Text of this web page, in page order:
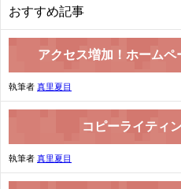
おすすめ記事
アクセス増加！ホームペ
執筆者 真里夏目
コピーライティ
執筆者 真里夏目